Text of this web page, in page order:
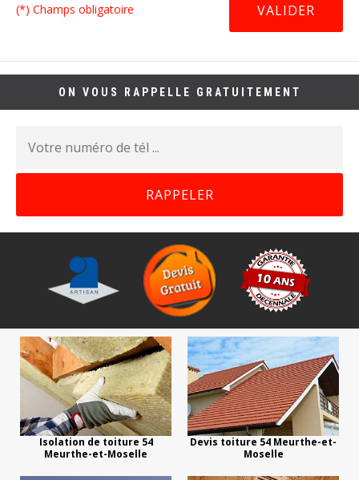
(*) Champs obligatoire
ON VOUS RAPPELLE GRATUITEMENT
Isolation de toiture 54
Meurthe-et-Moselle
Devis toiture 54 Meurthe-et-
Moselle